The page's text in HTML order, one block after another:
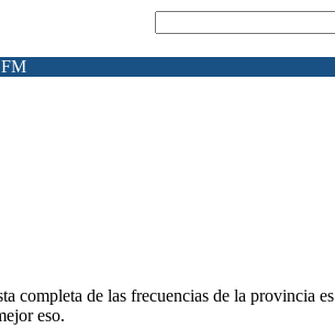
completa de las frecuencias de la provincia es
eso.